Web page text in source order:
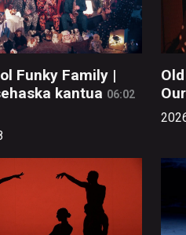
Funky Family |
kantua 06:02